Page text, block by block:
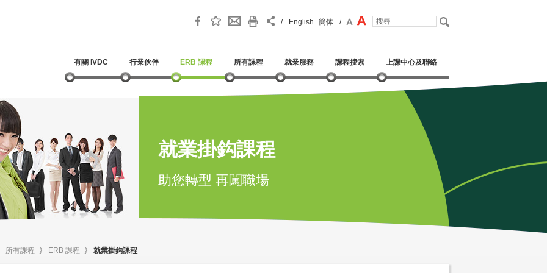
/ English 簡体 /
有關 IVDC 行業伙伴 ERB 課程 所有課程 就業服務 課程搜索 上課中心及聯絡
就業掛鈎課程
助您轉型 再闖職場
所有課程 》 ERB 課程 》 就業掛鈎課程